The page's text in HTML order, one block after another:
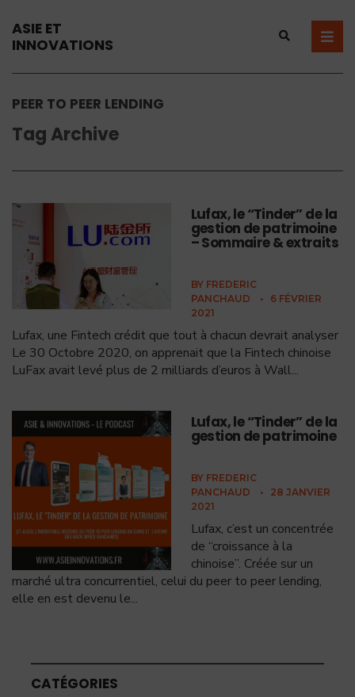
ASIE ET
INNOVATIONS
PEER TO PEER LENDING
Tag Archive
Lufax, le “Tinder” de la
gestion de patrimoine
– Sommaire & extraits
BY FREDERIC
PANCHAUD
•
6 FÉVRIER
2021
Lufax, une Fintech crédit que tout à chacun devrait analyser
Le 30 Octobre 2020, on apprenait que la Fintech chinoise
LuFax avait levé plus de 2 milliards d’euros à Wall...
Lufax, le “Tinder” de la
gestion de patrimoine
BY FREDERIC
PANCHAUD
•
28 JANVIER
2021
Lufax, c’est un concentrée
de “croissance à la
chinoise”. Créée sur un
marché ultra concurrentiel, celui du peer to peer lending,
elle en est devenu le...
CATÉGORIES